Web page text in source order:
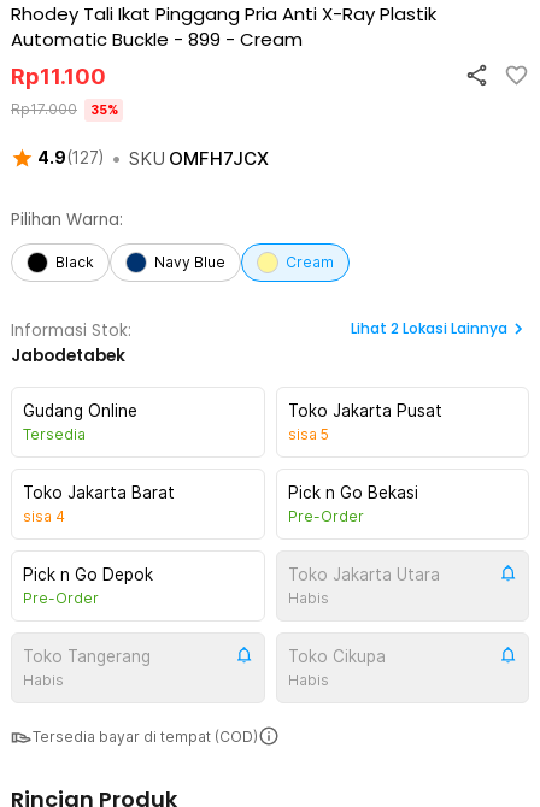
Rhodey Tali Ikat Pinggang Pria Anti X-Ray Plastik
Automatic Buckle - 899 - Cream
4.9(127) • SKU OMFH7JCX
Rp11.100
Rp17.000 35%
Pilihan Warna:
Black Navy Blue Cream
Informasi Stok:
Jabodetabek
Lihat 2Lokasi Lainnya
Gudang Online
Tersedia
Toko Jakarta Pusat
sisa 5
Toko Jakarta Barat
sisa 4
Pick n Go Bekasi
Pre-Order
Pick n Go Depok
Pre-Order
Toko Jakarta Utara
Habis
Toko Tangerang
Habis
Toko Cikupa
Habis
Tersedia bayar di tempat (COD)
Rincian Produk